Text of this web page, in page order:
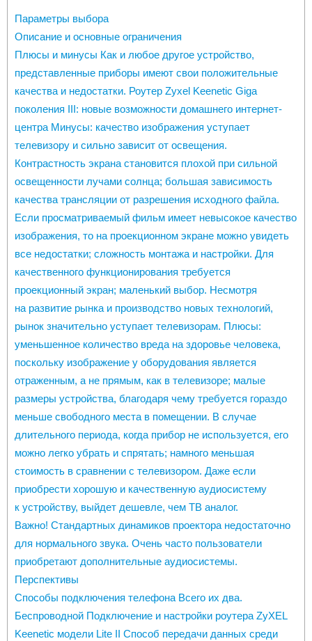
Параметры выбора
Описание и основные ограничения
Плюсы и минусы Как и любое другое устройство,
представленные приборы имеют свои положительные
качества и недостатки. Роутер Zyxel Keenetic Giga
поколения III: новые возможности домашнего интернет-
центра Минусы: качество изображения уступает
телевизору и сильно зависит от освещения.
Контрастность экрана становится плохой при сильной
освещенности лучами солнца; большая зависимость
качества трансляции от разрешения исходного файла.
Если просматриваемый фильм имеет невысокое качество
изображения, то на проекционном экране можно увидеть
все недостатки; сложность монтажа и настройки. Для
качественного функционирования требуется
проекционный экран; маленький выбор. Несмотря
на развитие рынка и производство новых технологий,
рынок значительно уступает телевизорам. Плюсы:
уменьшенное количество вреда на здоровье человека,
поскольку изображение у оборудования является
отраженным, а не прямым, как в телевизоре; малые
размеры устройства, благодаря чему требуется гораздо
меньше свободного места в помещении. В случае
длительного периода, когда прибор не используется, его
можно легко убрать и спрятать; намного меньшая
стоимость в сравнении с телевизором. Даже если
приобрести хорошую и качественную аудиосистему
к устройству, выйдет дешевле, чем ТВ аналог.
Важно! Стандартных динамиков проектора недостаточно
для нормального звука. Очень часто пользователи
приобретают дополнительные аудиосистемы.
Перспективы
Способы подключения телефона Всего их два.
Беспроводной Подключение и настройки роутера ZyXEL
Keenetic модели Lite II Способ передачи данных среди